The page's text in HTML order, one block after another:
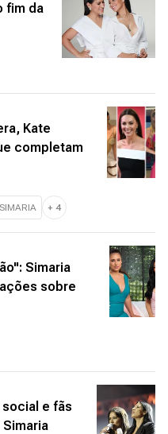
fim da
Kate
completam
+ 4
Simaria
sobre
social e fãs